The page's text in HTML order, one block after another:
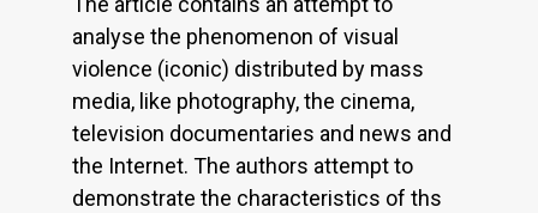
analyse the phenomenon of visual
violence (iconic) distributed by mass
media, like photography, the cinema,
television documentaries and news and
the Internet. The authors attempt to
demonstrate the characteristics of ths